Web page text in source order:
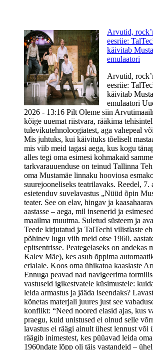
Arvutid,
eesriie:
käivitab
emulaatori
Arvutid,
eesriie:
käivitab
emulaatori
2026 - 13:16 Pilt Oleme siin
kõige uuemat riistvara, rääkima
tulevikutehnoloogiatest, aga vahepeal
Mis juhtuks, kui käivituks tõeliselt
mis viib meid tagasi aega, kus kogu
alles tegi oma esimesi kohmakaid
tarkvarauuenduse on teinud Tallinna
oma Mustamäe linnaku hooviosa
suurejooneliseks teatrilavaks. Reedel,
esietenduv suvelavastus „Nüüd õpin
teater. See on elav, hingav ja
aastasse – aega, mil insenerid ja
maailma muutma. Suletud süsteem ja
Teede kirjutatud ja TalTechi vilistlaste
põhinev lugu viib meid otse 1960.
epitsentrisse. Peategelaseks on andekas
Kalev Mäe), kes asub õppima
erialale. Koos oma ühikatoa kaaslaste
Ennuga peavad nad navigeerima
vastuseid igikestvatele küsimustele:
leida armastus ja jääda iseendaks?
kõnetas materjali juures just see
konflikt: “Need noored elasid ajas, kus
praegu, kuid unistused ei olnud selle
lavastus ei räägi ainult ühest lennust või
räägib inimestest, kes püüavad leida
1960ndate lõpp oli täis vastandeid –